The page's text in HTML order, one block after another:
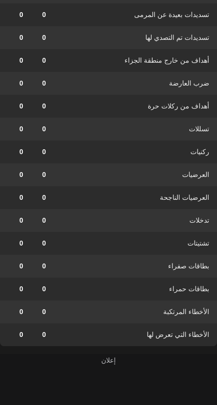
تسديدات بعيدة عن المرمى 0
0
تسديدات تم التصدي لها 0
0
أهداف من خارج منطقة الجزاء 0
0
ضرب العارضة 0
0
أهداف من ركلات حرة 0
0
تسللات 0
0
ركنيات 0
0
العرضيات 0
0
العرضيات الناجحة 0
0
تدخلات 0
0
تشتيتات 0
0
بطاقات صفراء 0
0
بطاقات حمراء 0
0
الأخطاء المرتكبة 0
0
الأخطاء التي تعرض لها 0
0